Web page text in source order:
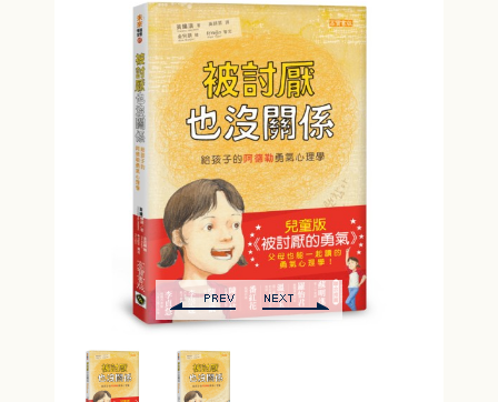
醫療保健 (55)
親子教養 (13)
人文史哲 (73)
【2套7折】高寶小說系列全圖鑑書展
【66折】高寶小說系列全圖鑑書展